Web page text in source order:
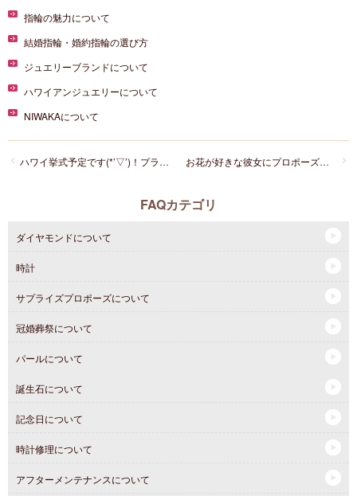
指輪の魅力について
結婚指輪・婚約指輪の選び方
ジュエリーブランドについて
ハワイアンジュエリーについて
NIWAKAについて
お花が好きな彼女にプロポーズします。何かおすすめはありますか？？
ハワイ挙式予定です(*’▽’)！プライベートビーチビーチをHPで見ました！おすすめはありますか？？
FAQカテゴリ
ダイヤモンドについて
時計
サプライズプロポーズについて
冠婚葬祭について
パールについて
誕生石について
記念日について
時計修理について
アフターメンテナンスについて